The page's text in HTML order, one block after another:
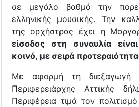
σε μεγάλο βαθμό την
ελληνικής μουσικής. Την
της ορχήστρας έχει η
είσοδος στη συναυλία
κοινό, με σειρά
Με αφορμή τη διεξαγωγή
Περιφερειάρχης Αττικής
Περιφέρεια τιμά τον